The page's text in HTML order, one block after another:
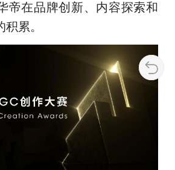
帝在品牌创新、内容探索和
累。